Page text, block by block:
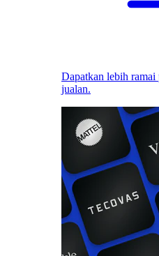
Dapatkan lebih ramai
jualan.